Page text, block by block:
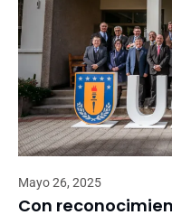
Mayo 26, 2025
Con